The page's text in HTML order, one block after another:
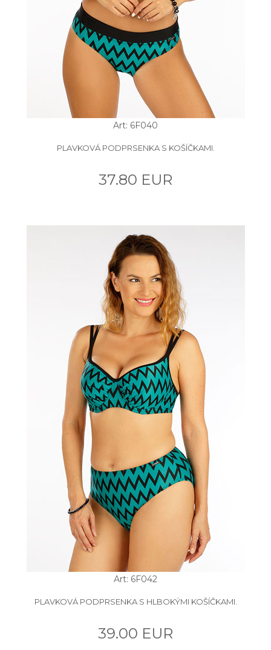
Art: 6F040
PLAVKOVÁ PODPRSENKA S KOŠÍČKAMI.
37.80 EUR
Art: 6F042
PLAVKOVÁ PODPRSENKA S HLBOKÝMI KOŠÍČKAMI.
39.00 EUR